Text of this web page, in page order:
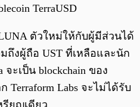
TerraUSD
ตัวใหม่ให้กับผู้มีส่วนได้
ถึงผู้ถือ UST ที่เหลือและนัก
ะเป็น blockchain ของ
Terraform Labs จะไม่ได้รับ
รียญเดียว